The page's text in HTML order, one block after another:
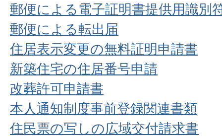
郵便による電子証明書提供用識別
郵便による転出届
住居表示変更の無料証明申請書
新築住宅の住居番号申請
改葬許可申請書
本人通知制度事前登録関連書類
住民票の写しの広域交付請求書